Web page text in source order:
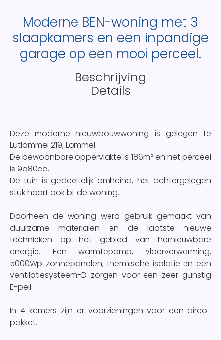
Moderne BEN-woning met 3
slaapkamers en een inpandige
garage op een mooi perceel.
Beschrijving
Details
Deze moderne nieuwbouwwoning is gelegen te
Lutlommel 219, Lommel.
De bewoonbare oppervlakte is 186m² en het perceel
is 9a80ca.
De tuin is gedeeltelijk omheind, het achtergelegen
stuk hoort ook bij de woning.
Doorheen de woning werd gebruik gemaakt van
duurzame materialen en de laatste nieuwe
technieken op het gebied van hernieuwbare
energie. Een warmtepomp, vloerverwarming,
5000Wp zonnepanelen, thermische isolatie en een
ventilatiesysteem-D zorgen voor een zeer gunstig
E-peil.
In 4 kamers zijn er voorzieningen voor een airco-
pakket.